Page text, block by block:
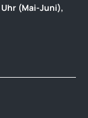
(Mai-Juni),